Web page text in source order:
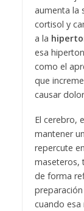
aumenta la
cortisol y
a la
esa
como el
que
causar
El cerebro,
mantener
repercute
maseteros,
de forma
cuando esa